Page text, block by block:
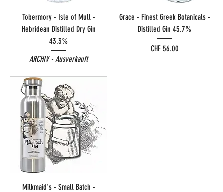
Tobermory - Isle of Mull -
Hebridean Distilled Dry Gin
43.3%
ARCHIV - Ausverkauft
Grace - Finest Greek Botanicals -
Distilled Gin 45.7%
Preis
CHF 56.00
Milkmaid's - Small Batch -